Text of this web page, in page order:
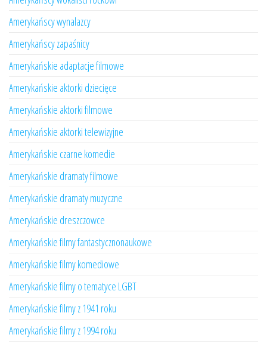
Amerykańscy wynalazcy
Amerykańscy zapaśnicy
Amerykańskie adaptacje filmowe
Amerykańskie aktorki dziecięce
Amerykańskie aktorki filmowe
Amerykańskie aktorki telewizyjne
Amerykańskie czarne komedie
Amerykańskie dramaty filmowe
Amerykańskie dramaty muzyczne
Amerykańskie dreszczowce
Amerykańskie filmy fantastycznonaukowe
Amerykańskie filmy komediowe
Amerykańskie filmy o tematyce LGBT
Amerykańskie filmy z 1941 roku
Amerykańskie filmy z 1994 roku